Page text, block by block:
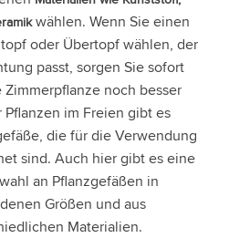
wählen. Wenn Sie einen
oder Übertopf wählen, der
passt, sorgen Sie sofort
Zimmerpflanze noch besser
Pflanzen im Freien gibt es
die für die Verwendung
sind. Auch hier gibt es eine
an Pflanzgefäßen in
Größen und aus
Materialien.